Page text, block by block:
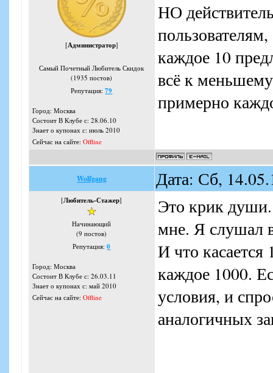
[Администратор]
Самый Почетный Любитель Скидок
(1935 постов)
Репутация:79
Город: Москва
Состоит В Клубе с: 28.06.10
Знает о купонах с: июль 2010
Сейчас на сайте: Offline
НО
каждое 10
всё к
примерно
Wolfgang Дата: Сб,
[Любитель-Стажер]
Начинающий
(9 постов)
Репутация:0
Город: Москва
Состоит В Клубе с: 26.03.11
Знает о купонах с: май 2010
Сейчас на сайте: Offline
Это крик души.
мне. Я слушал
И что
каждое 1000.
условия, и
аналогичных